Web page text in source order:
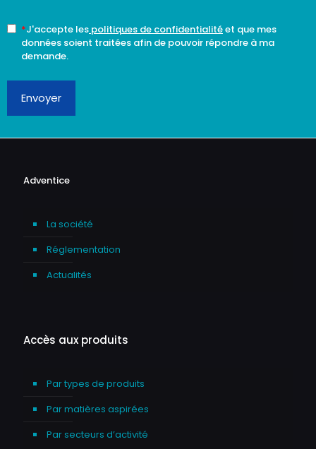
*J'accepte les politiques de confidentialitéet que mes
données soient traitées afin de pouvoir répondre à ma
demande.
Envoyer
Adventice
La société
Réglementation
Actualités
Accès aux produits
Par types de produits
Par matières aspirées
Par secteurs d’activité